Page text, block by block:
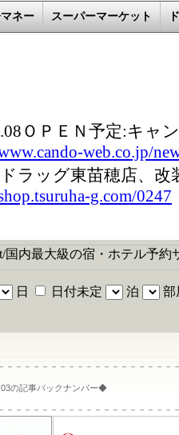
ネー スーパーマーケット
－－－－－－－－－－－－－－－－－－
クナンバー◆
－－－－－－－－－－－－－－－－－－－